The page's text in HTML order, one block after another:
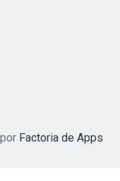
Factoria de Apps